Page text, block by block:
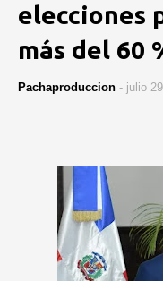
elecciones
más del 60
Pachaproduccion - julio